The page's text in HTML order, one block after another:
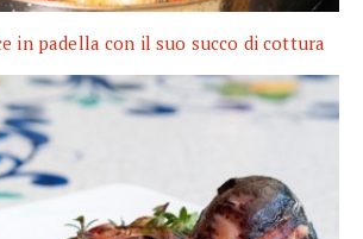
in padella con il suo succo di cottura